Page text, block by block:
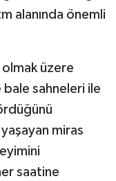
alanında önemli
üzere
bale sahneleri ile
miras
saatine